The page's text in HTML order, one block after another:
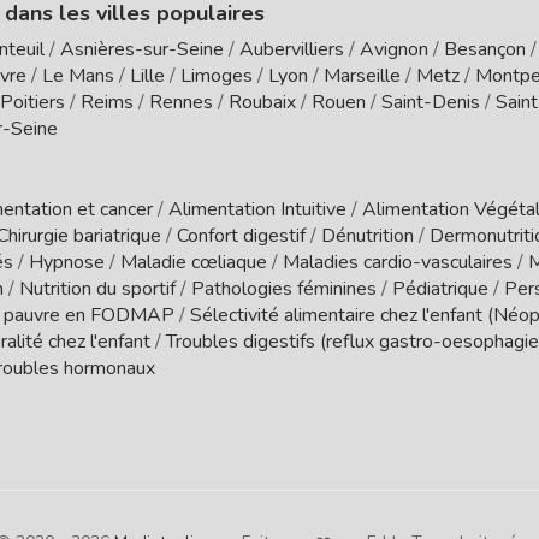
les villes populaires
/Asnières-sur-Seine /Aubervilliers /Avignon / Besançon
/ Le Mans / Lille / Limoges / Lyon / Marseille / Metz/
Poitiers / Reims / Rennes / Roubaix/ Rouen /Saint-Denis /
Seine
et cancer/Alimentation Intuitive /Alimentation
bariatrique /Confort digestif/ Dénutrition /
/ Hypnose / Maladie cœliaque / Maladies cardio-vasculaires /
/ Nutrition du sportif/ Pathologies féminines / Pédiatrique /
en FODMAP /Sélectivité alimentaire chez l'enfant
chez l'enfant/Troubles digestifs (reflux gastro-
hormonaux